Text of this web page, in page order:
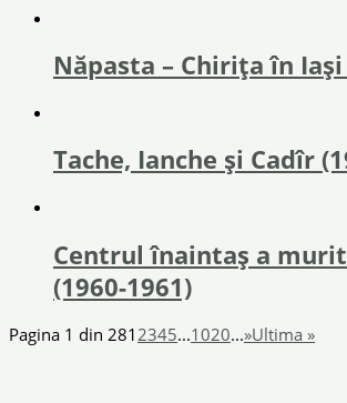
Năpasta – Chirița în Iași
Tache, Ianche și Cadîr
Centrul înaintaş a
(1960-1961)
Pagina 1 din 281 2345...1020...»Ultima »